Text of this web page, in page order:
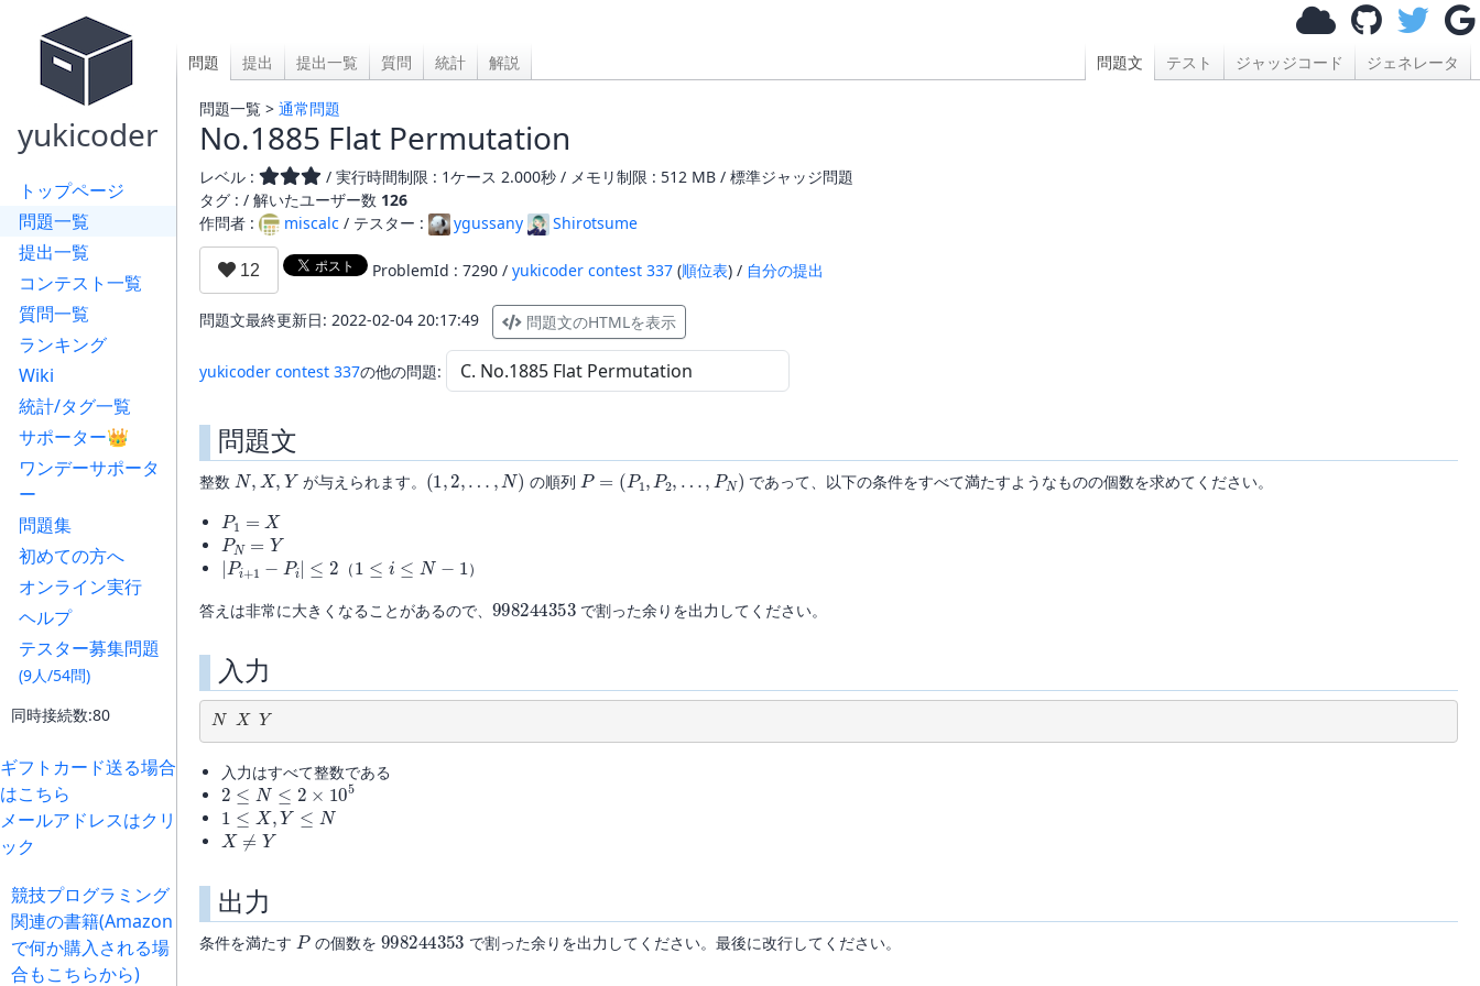
yukicoder
トップページ
問題一覧
提出一覧
コンテスト一覧
質問一覧
ランキング
Wiki
統計/タグ一覧
サポーター👑
ワンデーサポータ
ー
問題集
初めての方へ
オンライン実行
ヘルプ
テスター募集問題
(9人/54問)
同時接続数:80
ギフトカード送る場合
はこちら
メールアドレスはクリ
ック
競技プログラミング
関連の書籍(Amazon
で何か購入される場
合もこちらから)
問題 提出 提出一覧 質問 統計 解説 問題文 テスト ジャッジコード ジェネレータ
問題一覧 > 通常問題
No.1885 Flat Permutation
レベル :
/ 実行時間制限 : 1ケース 2.000秒 / メモリ制限 : 512 MB / 標準ジャッジ問題
タグ : / 解いたユーザー数 126
作問者 :
miscalc / テスター : ygussany Shirotsume
ProblemId : 7290 / yukicoder contest 337 (順位表) / 自分の提出
問題文最終更新日: 2022-02-04 20:17:49 問題文のHTMLを表示
yukicoder contest 337の他の問題:
問題文
整数
N,X,Y
が与えられます。
(1,2,…,N)
の順列
P=(P1,P2,…,PN)
であって、以下の条件をすべて満たすようなものの個数を求めてください。
P1
PN =Y
|Pi +1 − Pi |
（
≤N 1
）
答えは非常に大きくなることがあるので、
998244353
で割った余りを出力してください。
入力
N X Y
入力はすべて整数である
2≤N≤2 ×105
1 ≤X ,Y≤N
X≠Y
出力
条件を満たす
P
の個数を
998244353
で割った余りを出力してください。最後に改行してください。